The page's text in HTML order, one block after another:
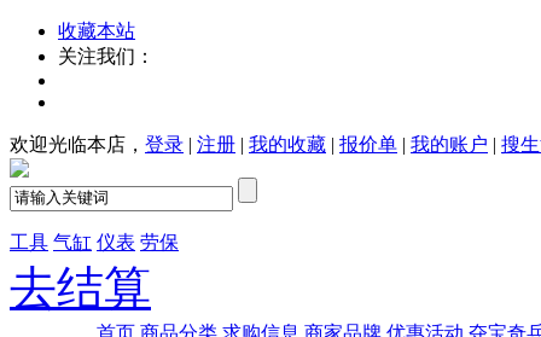
收藏本站
关注我们：
欢迎光临本店， 登录 | 注册 | 我的收藏 | 报价单 | 我的账户 | 搜
工具 气缸 仪表 劳保
去结算
首页 商品分类 求购信息 商家品牌 优惠活动 夺宝奇